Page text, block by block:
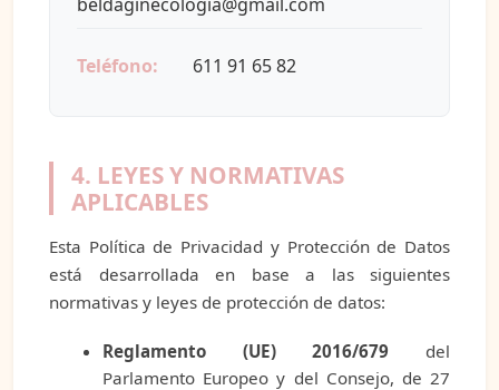
Teléfono: 611 91 65 82
4. LEYES Y NORMATIVAS
APLICABLES
Esta Política de Privacidad y Protección de Datos
está desarrollada en base a las siguientes
normativas y leyes de protección de datos:
Reglamento (UE) 2016/679 del
Parlamento Europeo y del Consejo, de 27